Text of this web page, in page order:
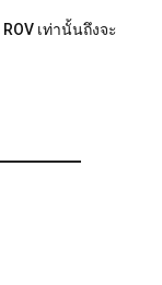
เท่านั้นถึงจะ